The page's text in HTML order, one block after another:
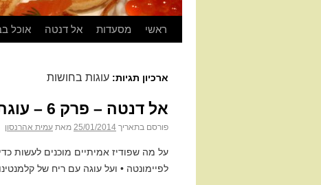
ראשי מסעדות אל דנטה אוכל
ארכיון תגיות: עוגות בחושות
אל דנטה – פרק 6 – עוגת קלמנטינות והל
פורסם בתאריך 25/01/2014 מאת עמית אהרנסון
על מה שפודיז אמיתיים מוכנים לעשות
לפיימונטה • ועל עוגה עם ריח של